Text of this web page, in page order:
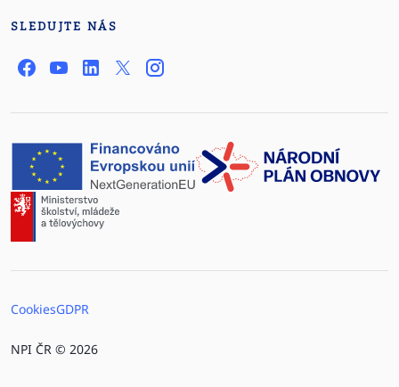
SLEDUJTE NÁS
CookiesGDPR
NPI ČR © 2026